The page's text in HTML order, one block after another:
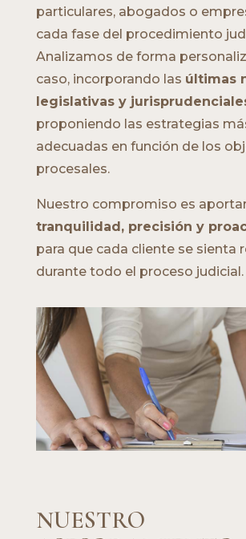
particulares, abogados o
cada fase del procedimiento
Analizamos de forma
caso, incorporando las últimas
legislativas y
proponiendo las estrategias
adecuadas en función de los
procesales.
Nuestro compromiso es
tranquilidad, precisión y
para que cada cliente se sienta
durante todo el proceso judicial.
NUESTRO